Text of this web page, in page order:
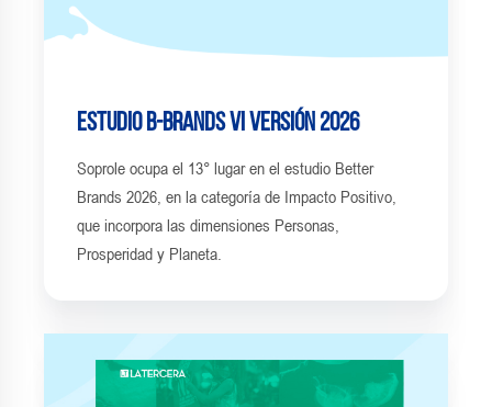
Estudio B-Brands VI Versión 2026
Soprole ocupa el 13° lugar en el estudio Better
Brands 2026, en la categoría de Impacto Positivo,
que incorpora las dimensiones Personas,
Prosperidad y Planeta.